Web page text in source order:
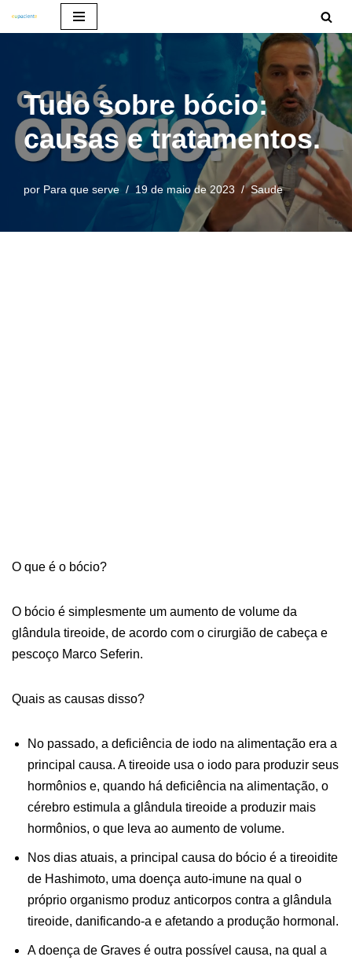
conteúdo
Tudo sobre bócio:
causas e tratamentos.
por Para que serve 19 de maio de 2023 Saude
O que é o bócio?
O bócio é simplesmente um aumento de volume da
glândula tireoide, de acordo com o cirurgião de cabeça e
pescoço Marco Seferin.
Quais as causas disso?
No passado, a deficiência de iodo na alimentação era a
principal causa. A tireoide usa o iodo para produzir seus
hormônios e, quando há deficiência na alimentação, o
cérebro estimula a glândula tireoide a produzir mais
hormônios, o que leva ao aumento de volume.
Nos dias atuais, a principal causa do bócio é a tireoidite
de Hashimoto, uma doença auto-imune na qual o
próprio organismo produz anticorpos contra a glândula
tireoide, danificando-a e afetando a produção hormonal.
A doença de Graves é outra possível causa, na qual a